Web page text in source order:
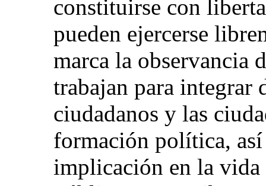
constituirse con
pueden ejercerse
marca la observancia
trabajan para integrar
ciudadanos y las
formación política,
implicación en la